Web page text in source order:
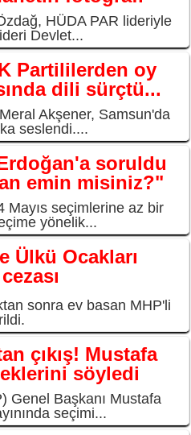
HÜDA PAR lideriyle
Devlet...
Partililerden oy
dili sürçtü...
Akşener, Samsun'da
seslendi....
soruldu
emin misiniz?"
Mayıs seçimlerine az bir
yönelik...
Ülkü Ocakları
sonra ev basan MHP'li
çıkış! Mustafa
söyledi
Genel Başkanı Mustafa
seçimi...